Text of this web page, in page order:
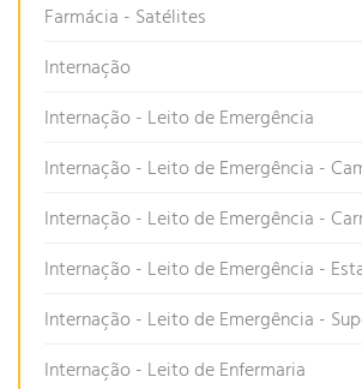
Farmácia - Satélites
Internação
Internação - Leito de Emergência
Internação - Leito de Emergência -
Internação - Leito de Emergência -
Internação - Leito de Emergência -
Internação - Leito de Emergência -
Internação - Leito de Enfermaria